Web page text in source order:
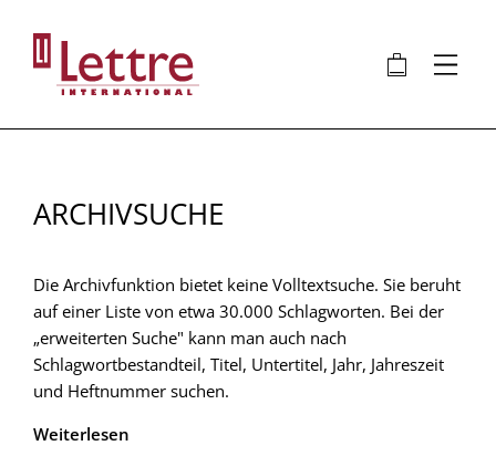
Inhalt
🛍 ⋮
ARCHIVSUCHE
Die Archivfunktion bietet keine Volltextsuche. Sie beruht
auf einer Liste von etwa 30.000 Schlagworten. Bei der
„erweiterten Suche" kann man auch nach
Schlagwortbestandteil, Titel, Untertitel, Jahr, Jahreszeit
und Heftnummer suchen.
Weiterlesen